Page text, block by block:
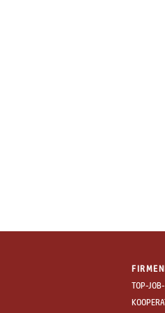
TOP-